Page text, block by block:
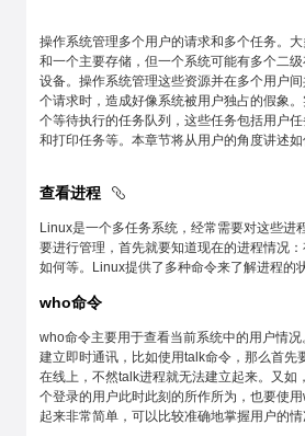
操作系统管理多个用户的请求和多个任务。
和一个主要存储，但一个系统可能有多个二
设备。操作系统管理这些资源并在多个用户
个请求时，造成好像系统被用户独占的假象
个等待执行的任务队列，这些任务包括用户
和打印任务等。本章节将从用户的角度讲述如
查看进程
Linux是一个多任务系统，经常需要对这些进
要进行管理，首先就要知道现在的进程情况
如何等。Linux提供了多种命令来了解进程的状
who命令
who命令主要用于查看当前系统中的用户情
建立即时通讯，比如使用talk命令，那么首先
在线上，不然talk进程就无法建立起来。又如
个登录的用户此时此刻的所作所为，也要使
起来非常简单，可以比较准确地掌握用户的情